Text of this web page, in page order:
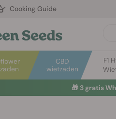
Cooking Guide
CBD
wietzaden
F1
🎁 3 gratis